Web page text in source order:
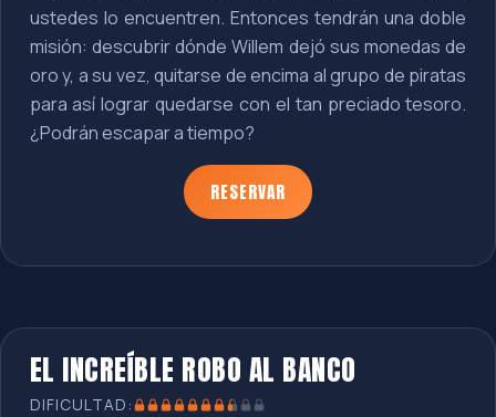
ustedes lo encuentren. Entonces tendrán una doble
misión: descubrir dónde Willem dejó sus monedas de
oro y, a su vez, quitarse de encima al grupo de piratas
para así lograr quedarse con el tan preciado tesoro.
¿Podrán escapar a tiempo?
RESERVAR
EL INCREÍBLE ROBO AL BANCO
DIFICULTAD: